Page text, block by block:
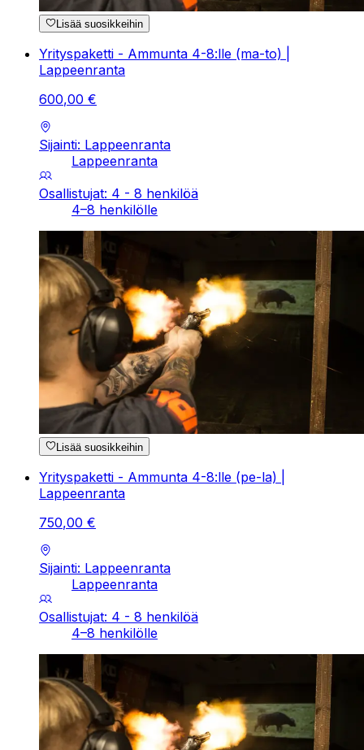
Lisää suosikkeihin
Yrityspaketti - Ammunta 4-8:lle (ma-to) |
Lappeenranta
600,00 €
Sijainti: Lappeenranta
Lappeenranta
Osallistujat: 4 - 8 henkilöä
4–8 henkilölle
Lisää suosikkeihin
Yrityspaketti - Ammunta 4-8:lle (pe-la) |
Lappeenranta
750,00 €
Sijainti: Lappeenranta
Lappeenranta
Osallistujat: 4 - 8 henkilöä
4–8 henkilölle